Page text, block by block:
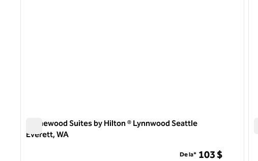
Homewood Suites by Hilton ® Lynnwood Seattle
Everett, WA
De la* 103 $